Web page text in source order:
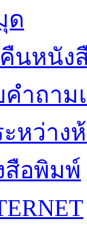
ด
นหนัง
คำถา
หว่าง
สือพิมพ์